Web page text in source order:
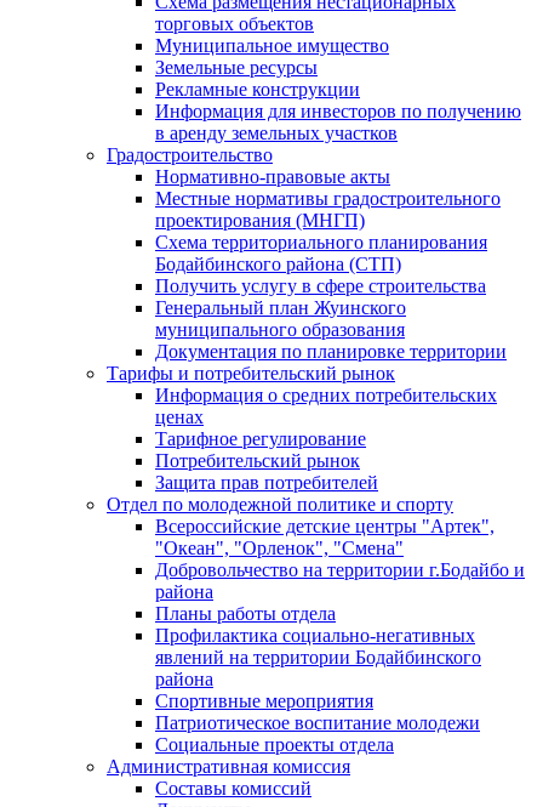
торговых объектов
Муниципальное имущество
Земельные ресурсы
Рекламные конструкции
Информация для инвесторов по получению
в аренду земельных участков
Градостроительство
Нормативно-правовые акты
Местные нормативы градостроительного
проектирования (МНГП)
Схема территориального планирования
Бодайбинского района (СТП)
Получить услугу в сфере строительства
Генеральный план Жуинского
муниципального образования
Документация по планировке территории
Тарифы и потребительский рынок
Информация о средних потребительских
ценах
Тарифное регулирование
Потребительский рынок
Защита прав потребителей
Отдел по молодежной политике и спорту
Всероссийские детские центры "Артек",
"Океан", "Орленок", "Смена"
Добровольчество на территории г.Бодайбо и
района
Планы работы отдела
Профилактика социально-негативных
явлений на территории Бодайбинского
района
Спортивные мероприятия
Патриотическое воспитание молодежи
Социальные проекты отдела
Административная комиссия
Составы комиссий